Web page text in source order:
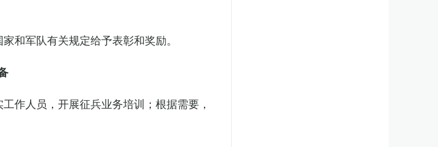
和军队有关规定给予表彰和奖励。
作人员，开展征兵业务培训；根据需要，